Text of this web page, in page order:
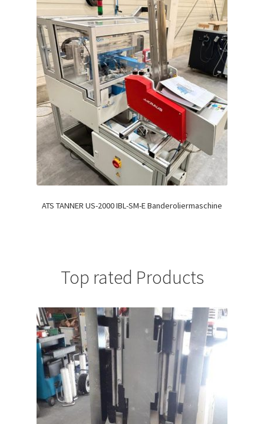
ATS TANNER US-2000 IBL-SM-E Banderoliermaschine
Top rated Products